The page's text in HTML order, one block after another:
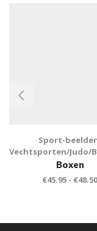
Sport-
Vechtsporten/Judo/
Boxen
€45.95 - €48.50